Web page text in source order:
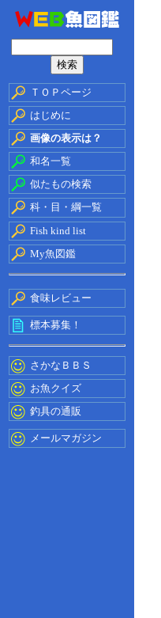
ＴＯＰページ
はじめに
画像の表示は？
和名一覧
似たもの検索
科・目・綱一覧
Fish kind list
My魚図鑑
食味レビュー
標本募集！
さかなＢＢＳ
お魚クイズ
釣具の通販
メールマガジン